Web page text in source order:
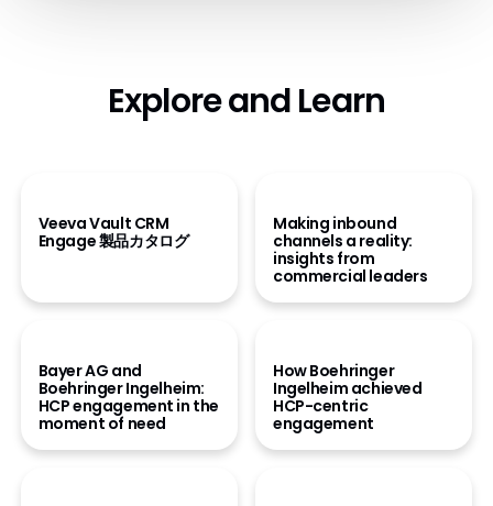
Explore and Learn
Veeva Vault CRM
Engage 製品カタログ
Making inbound
channels a reality:
insights from
commercial leaders
Bayer AG and
Boehringer Ingelheim:
HCP engagement in the
moment of need
How Boehringer
Ingelheim achieved
HCP-centric
engagement